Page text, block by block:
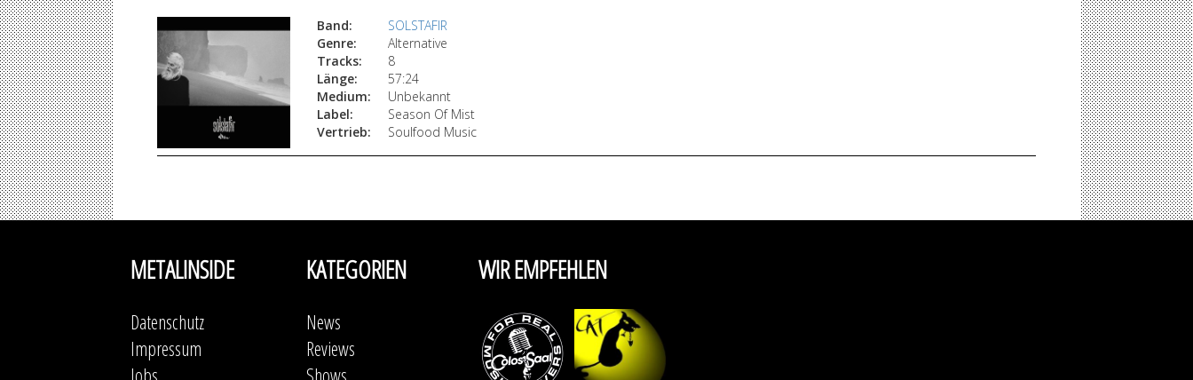
Band:
SOLSTAFIR
Genre:
Alternative
Tracks:
8
Länge:
57:24
Medium:
Unbekannt
Label:
Season Of Mist
Vertrieb:
Soulfood Music
METALINSIDE
Datenschutz
Impressum
KATEGORIEN
News
Reviews
WIR EMPFEHLEN